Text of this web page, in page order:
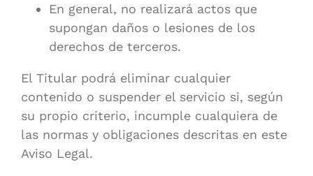
En general, no realizará actos que
supongan daños o lesiones de los
derechos de terceros.
El Titular podrá eliminar cualquier
contenido o suspender el servicio si, según
su propio criterio, incumple cualquiera de
las normas y obligaciones descritas en este
Aviso Legal.